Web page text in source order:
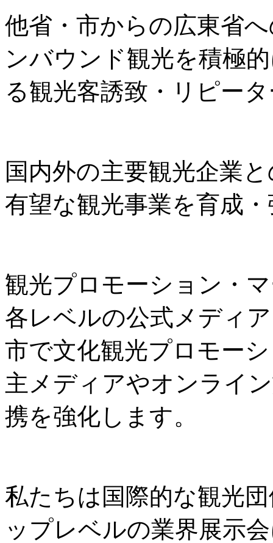
他省・市からの広東省
ンバウンド観光を積極
る観光客誘致・リピー
国内外の主要観光企業
有望な観光事業を育成
観光プロモーション・
各レベルの公式メディ
市で文化観光プロモー
主メディアやオンライ
携を強化します。
私たちは国際的な観光
ップレベルの業界展示